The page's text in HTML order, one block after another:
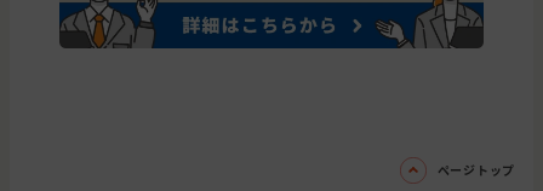
ページトップ